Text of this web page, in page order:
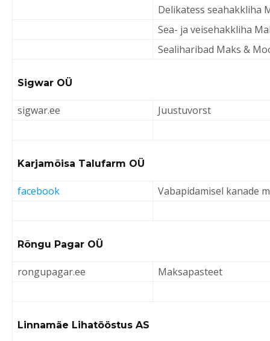
Delikatess seahakkliha
Sea- ja veisehakkliha
Sealiharibad Maks &
Sigwar OÜ
sigwar.ee Juustuvorst
Karjamõisa Talufarm OÜ
facebook Vabapidamisel kanade
Rõngu Pagar OÜ
rongupagar.ee Maksapasteet
Linnamäe Lihatööstus AS